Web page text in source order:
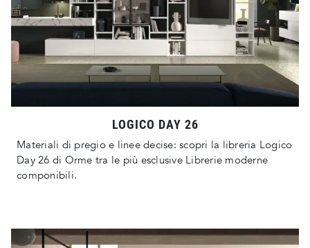
LOGICO DAY 26
Materiali di pregio e linee decise: scopri la libreria Logico
Day 26 di Orme tra le più esclusive Librerie moderne
componibili.